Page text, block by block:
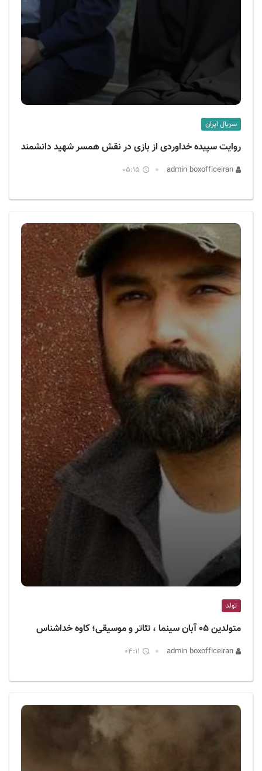
سریال ایران
روایت سپیده خداوردی از بازی در نقش همسر شهید دانشمند
05:15
تولد
متولدین ۰۵ آبان سینما ، تئاتر و موسیقی؛ کاوه خداشناس
04:11